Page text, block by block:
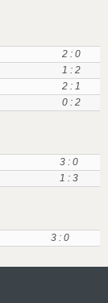
2 : 0
1 : 2
2 : 1
0 : 2
3 : 0
1 : 3
3 : 0